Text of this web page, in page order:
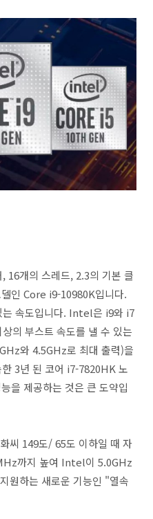
16개의 스레드, 2.3의 기본 클
인 Core i9-10980K입니다.
는 속도입니다. Intel은 i9와 i7
의 부스트 속도를 낼 수 있는
와 4.5GHz로 최대 출력)을
3년 된 코어 i7-7820HK 노
을 제공하는 것은 큰 도약입
씨 149도/ 65도 이하일 때 자
까지 높여 Intel이 5.0GHz
원하는 새로운 기능인 "열속